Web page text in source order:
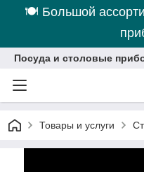
🍽 Большой
Посуда и столовые
Товары и услуги